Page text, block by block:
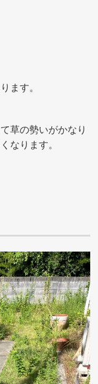
ます。
草の勢いがかなり
なります。